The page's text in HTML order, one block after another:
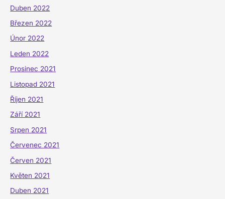
Duben 2022
Březen 2022
Únor 2022
Leden 2022
Prosinec 2021
Listopad 2021
Říjen 2021
Září 2021
Srpen 2021
Červenec 2021
Červen 2021
Květen 2021
Duben 2021